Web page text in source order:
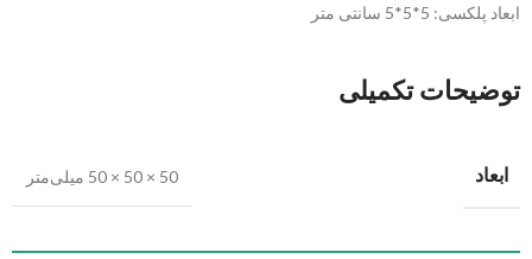
ابعاد پلکسی: 5*5*5 سانتی متر
توضیحات تکمیلی
ابعاد 50 × 50 × 50 میلی‌متر